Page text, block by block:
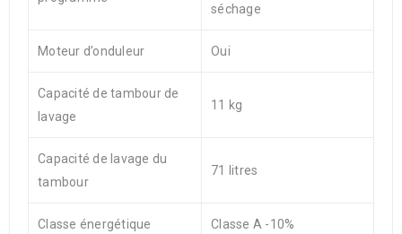
séchage
Moteur d’onduleur Oui
Capacité de tambour de
lavage
11 kg
Capacité de lavage du
tambour
71 litres
Classe énergétique Classe A -10%